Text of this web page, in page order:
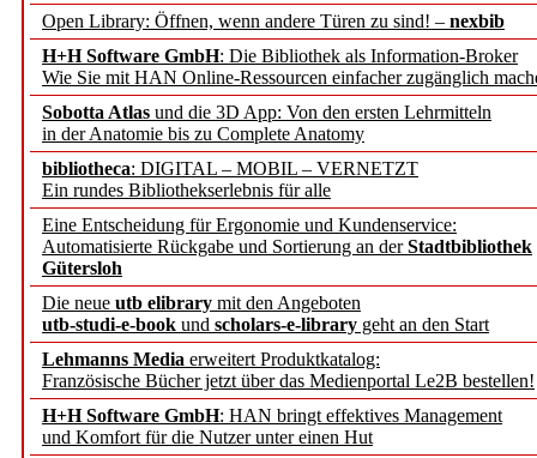
Open Library: Öffnen, wenn andere Türen zu sind! – nexbib
H+H Software GmbH: Die Bibliothek als Information-Broker
Wie Sie mit HAN Online-Ressourcen einfacher zugänglich
Sobotta Atlas und die 3D App: Von den ersten Lehrmitteln
in der Anatomie bis zu Complete Anatomy
bibliotheca: DIGITAL – MOBIL – VERNETZT
Ein rundes Bibliothekserlebnis für alle
Eine Entscheidung für Ergonomie und Kundenservice:
Automatisierte Rückgabe und Sortierung an derStadtbibliothek
Gütersloh
Die neue utb elibrary mit den Angeboten
utb-studi-e-book und scholars-e-library geht an den Start
Lehmanns Media erweitert Produktkatalog:
Französische Bücher jetzt über das Medienportal Le2B bestellen!
H+H Software GmbH: HAN bringt effektives Management
und Komfort für die Nutzer unter einen Hut
und die Zeitschrift für
Francke Attempto
EBSCO Information
Recherchefunktionen in
Sorbisches Institut neu
Geschichte und
Künstliche Intelligenz
besser zu verstehen